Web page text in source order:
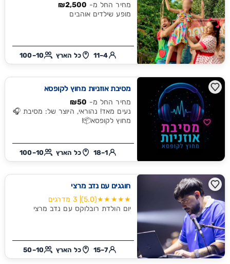
מחיר החל מ- ₪2,500
מופע שילדים אוהבים
4–11 כל הארץ 10–100
מסיבת אוזניות מחוץ לקופסא
מחיר החל מ- ₪50
נעים מאד! נהוראי, היוצר של: מסיבת 🎧
מחוץ לקופסא📦!
1–18 כל הארץ 10–100
חוגגים עם נדב מרצי
★★★★★
(5.0)
| 3 מדרגים
יום הולדת רובלוקס עם נדב מרצי
7–15 כל הארץ 10–50